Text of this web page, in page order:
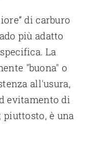
di carburo
più adatto
La
"buona" o
all'usura,
evitamento di
è una